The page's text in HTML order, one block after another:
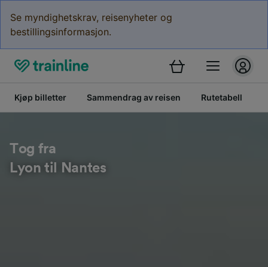
Se myndighetskrav, reisenyheter og
bestillingsinformasjon.
Kjøp billetter Sammendrag av reisen Rutetabell
Tog fra
Lyon til Nantes